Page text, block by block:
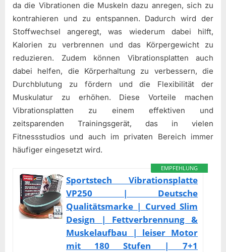
da die Vibrationen die Muskeln dazu anregen, sich zu
kontrahieren und zu entspannen. Dadurch wird der
Stoffwechsel angeregt, was wiederum dabei hilft,
Kalorien zu verbrennen und das Körpergewicht zu
reduzieren. Zudem können Vibrationsplatten auch
dabei helfen, die Körperhaltung zu verbessern, die
Durchblutung zu fördern und die Flexibilität der
Muskulatur zu erhöhen. Diese Vorteile machen
Vibrationsplatten zu einem effektiven und
zeitsparenden Trainingsgerät, das in vielen
Fitnessstudios und auch im privaten Bereich immer
häufiger eingesetzt wird.
EMPFEHLUNG
Sportstech Vibrationsplatte
VP250 | Deutsche
Qualitätsmarke | Curved Slim
Design | Fettverbrennung &
Muskelaufbau | leiser Motor
mit 180 Stufen | 7+1